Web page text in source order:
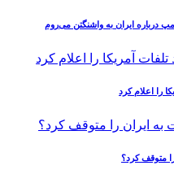
درباره ایران به واشنگتن می‌روم
را اعلام کرد
متوقف کرد؟